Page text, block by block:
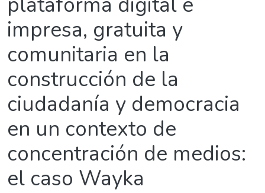
impresa, gratuita y
comunitaria en la
construcción de la
ciudadanía y democracia
en un contexto de
concentración de medios:
el caso Wayka